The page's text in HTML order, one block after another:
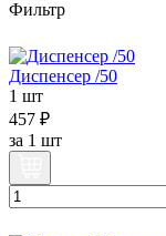
Фильтр
Диспенсер /50
1 шт
457 ₽
за 1 шт